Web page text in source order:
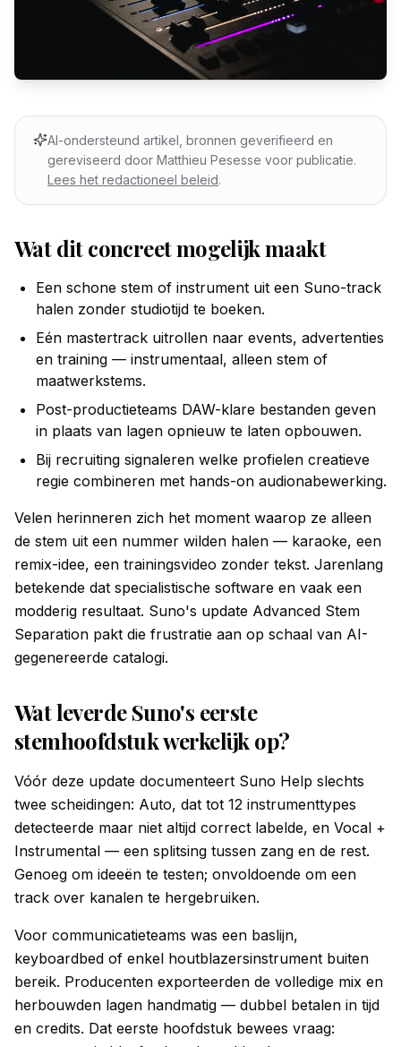
AI-ondersteund artikel, bronnen geverifieerd en
gereviseerd door Matthieu Pesesse voor publicatie.
Lees het redactioneel beleid.
Wat dit concreet mogelijk maakt
Een schone stem of instrument uit een Suno-track
halen zonder studiotijd te boeken.
Eén mastertrack uitrollen naar events, advertenties
en training — instrumentaal, alleen stem of
maatwerkstems.
Post-productieteams DAW-klare bestanden geven
in plaats van lagen opnieuw te laten opbouwen.
Bij recruiting signaleren welke profielen creatieve
regie combineren met hands-on audionabewerking.
Velen herinneren zich het moment waarop ze alleen
de stem uit een nummer wilden halen — karaoke, een
remix-idee, een trainingsvideo zonder tekst. Jarenlang
betekende dat specialistische software en vaak een
modderig resultaat. Suno's update Advanced Stem
Separation pakt die frustratie aan op schaal van AI-
gegenereerde catalogi.
Wat leverde Suno's eerste
stemhoofdstuk werkelijk op?
Vóór deze update documenteert Suno Help slechts
twee scheidingen: Auto, dat tot 12 instrumenttypes
detecteerde maar niet altijd correct labelde, en Vocal +
Instrumental — een splitsing tussen zang en de rest.
Genoeg om ideeën te testen; onvoldoende om een
track over kanalen te hergebruiken.
Voor communicatieteams was een baslijn,
keyboardbed of enkel houtblazersinstrument buiten
bereik. Producenten exporteerden de volledige mix en
herbouwden lagen handmatig — dubbel betalen in tijd
en credits. Dat eerste hoofdstuk bewees vraag: